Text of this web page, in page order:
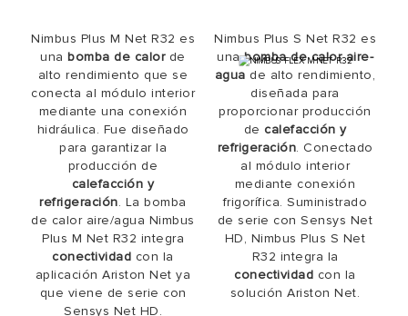
Nimbus Plus M Net R32 es
unabomba de calorde
alto rendimiento que se
conecta al módulo interior
mediante una conexión
hidráulica. Fue diseñado
para garantizar la
producción de
calefacción y
refrigeración. La bomba
de calor aire/agua Nimbus
Plus M Net R32 integra
conectividad con la
aplicación Ariston Net ya
que viene de serie con
Sensys Net HD.
Nimbus Plus S Net R32 es
unabomba de calor aire-
agua de alto rendimiento,
diseñada para
proporcionar producción
de calefacción y
refrigeración. Conectado
al módulo interior
mediante conexión
frigorífica. Suministrado
de serie con Sensys Net
HD, Nimbus Plus S Net
R32 integra la
conectividad con la
solución Ariston Net.